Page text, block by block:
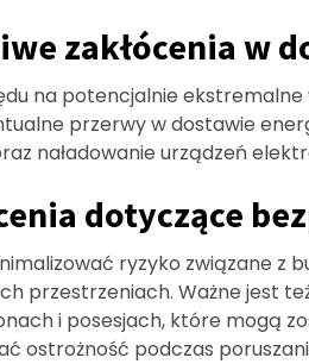
zakłócenia w
na potencjalnie
przerwy w dostawie
naładowanie urządzeń
dotyczące
ryzyko związane z
przestrzeniach. Ważne jest
i posesjach, które mogą
ostrożność podczas